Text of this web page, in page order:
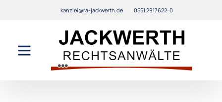
kanzlei@ra-jackwerth.de 0551 2917622-0